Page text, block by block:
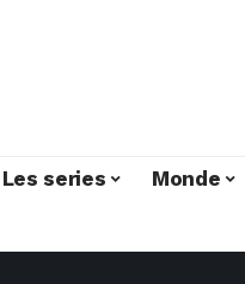
Les series Monde